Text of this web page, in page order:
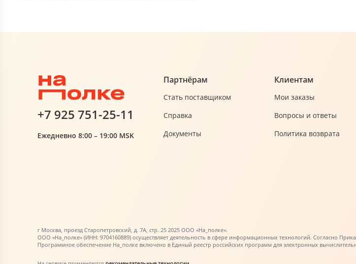
+7 925 751-25-11
Ежедневно 8:00 – 19:00 MSK
Партнёрам
Стать поставщиком
Справка
Документы
Клиентам
Мои заказы
Вопросы и ответы
Политика возврата
г Москва, проезд Старопетровский, д. 7А, стр. 25 2025 ООО «На_полке».
ООО «На_полке» (ИНН: 9704160889) осуществляет деятельность в сфере информационных технологий. Согласно
Программное обеспечение На_полке включено в Единый реестр российских программ для электронных